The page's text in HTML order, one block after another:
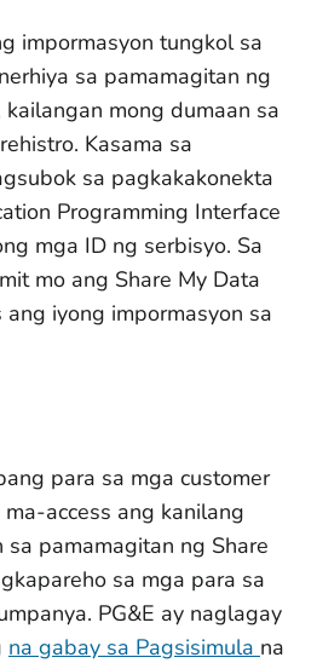
impormasyon tungkol sa
sa pamamagitan ng
mong dumaan sa
Kasama sa
sa pagkakakonekta
Programming Interface
mga ID ng serbisyo. Sa
mo ang Share My Data
iyong impormasyon sa
para sa mga customer
access ang kanilang
pamamagitan ng Share
sa mga para sa
PG&E ay naglagay
na gabay sa Pagsisimula na